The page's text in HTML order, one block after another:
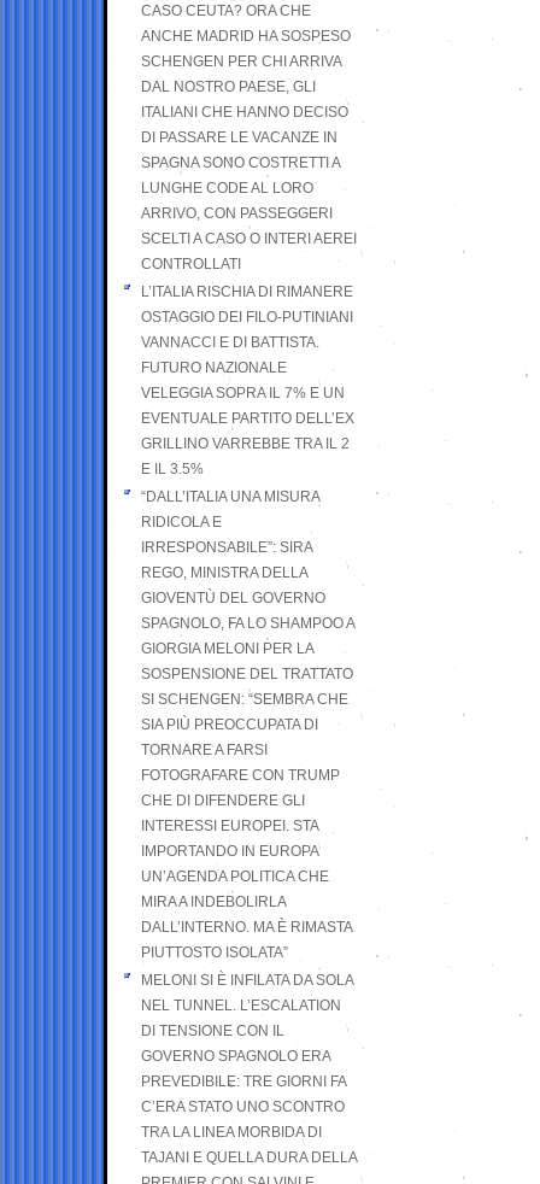
CASO CEUTA? ORA CHE
ANCHE MADRID HA SOSPESO
SCHENGEN PER CHI ARRIVA
DAL NOSTRO PAESE, GLI
ITALIANI CHE HANNO DECISO
DI PASSARE LE VACANZE IN
SPAGNA SONO COSTRETTI A
LUNGHE CODE AL LORO
ARRIVO, CON PASSEGGERI
SCELTI A CASO O INTERI AEREI
CONTROLLATI
L’ITALIA RISCHIA DI RIMANERE
OSTAGGIO DEI FILO-PUTINIANI
VANNACCI E DI BATTISTA.
FUTURO NAZIONALE
VELEGGIA SOPRA IL 7% E UN
EVENTUALE PARTITO DELL’EX
GRILLINO VARREBBE TRA IL 2
E IL 3.5%
“DALL’ITALIA UNA MISURA
RIDICOLA E
IRRESPONSABILE”: SIRA
REGO, MINISTRA DELLA
GIOVENTÙ DEL GOVERNO
SPAGNOLO, FA LO SHAMPOO A
GIORGIA MELONI PER LA
SOSPENSIONE DEL TRATTATO
SI SCHENGEN: “SEMBRA CHE
SIA PIÙ PREOCCUPATA DI
TORNARE A FARSI
FOTOGRAFARE CON TRUMP
CHE DI DIFENDERE GLI
INTERESSI EUROPEI. STA
IMPORTANDO IN EUROPA
UN’AGENDA POLITICA CHE
MIRA A INDEBOLIRLA
DALL’INTERNO. MA È RIMASTA
PIUTTOSTO ISOLATA”
MELONI SI È INFILATA DA SOLA
NEL TUNNEL. L’ESCALATION
DI TENSIONE CON IL
GOVERNO SPAGNOLO ERA
PREVEDIBILE: TRE GIORNI FA
C’ERA STATO UNO SCONTRO
TRA LA LINEA MORBIDA DI
TAJANI E QUELLA DURA DELLA